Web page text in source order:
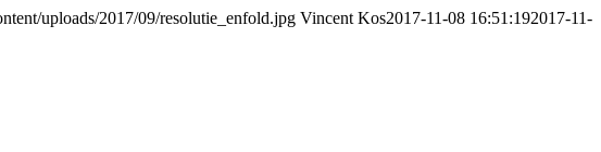
uploads/2017/09/resolutie_enfold.jpg Vincent Kos2017-11-08 16:51:192017-11-